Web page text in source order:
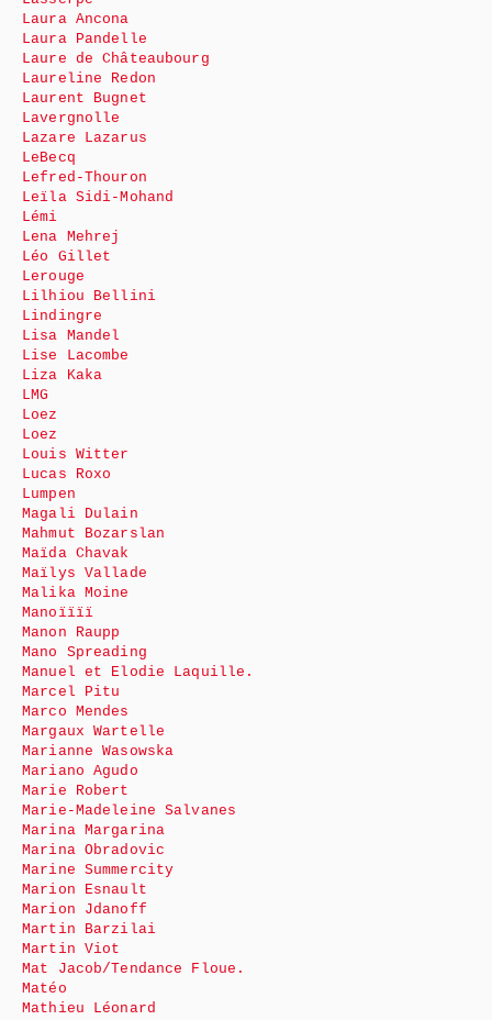
Laura Ancona
Laura Pandelle
Laure de Châteaubourg
Laureline Redon
Laurent Bugnet
Lavergnolle
Lazare Lazarus
LeBecq
Lefred-Thouron
Leïla Sidi-Mohand
Lémi
Lena Mehrej
Léo Gillet
Lerouge
Lilhiou Bellini
Lindingre
Lisa Mandel
Lise Lacombe
Liza Kaka
LMG
Loez
Loez
Louis Witter
Lucas Roxo
Lumpen
Magali Dulain
Mahmut Bozarslan
Maïda Chavak
Maïlys Vallade
Malika Moine
Manoïïïï
Manon Raupp
Mano Spreading
Manuel et Elodie Laquille.
Marcel Pitu
Marco Mendes
Margaux Wartelle
Marianne Wasowska
Mariano Agudo
Marie Robert
Marie-Madeleine Salvanes
Marina Margarina
Marina Obradovic
Marine Summercity
Marion Esnault
Marion Jdanoff
Martin Barzilai
Martin Viot
Mat Jacob/Tendance Floue.
Matéo
Mathieu Léonard